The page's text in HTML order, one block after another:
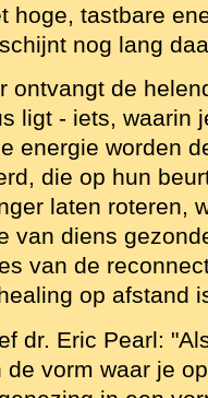
hoge, tastbare
nog lang
ontvangt de
ligt - iets, waarin
energie worden
die op hun
laten roteren,
van diens
van de
op afstand
dr. Eric Pearl:
de vorm waar je